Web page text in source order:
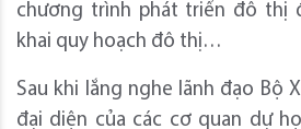
chương trình phát triển đô thị
khai quy hoạch đô thị…
Sau khi lắng nghe lãnh đạo Bộ
đại diện của các cơ quan dự